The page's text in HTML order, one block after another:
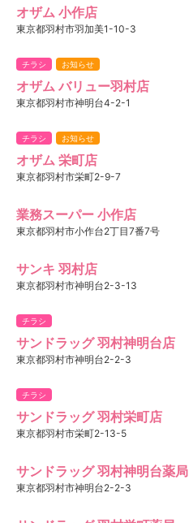
オザム 小作店
東京都羽村市羽加美1-10-3
チラシ お知らせ
オザム バリュー羽村店
東京都羽村市神明台4-2-1
チラシ お知らせ
オザム 栄町店
東京都羽村市栄町2-9-7
業務スーパー 小作店
東京都羽村市小作台2丁目7番7号
サンキ 羽村店
東京都羽村市神明台2-3-13
チラシ
サンドラッグ 羽村神明台店
東京都羽村市神明台2-2-3
チラシ
サンドラッグ 羽村栄町店
東京都羽村市栄町2-13-5
サンドラッグ 羽村神明台薬局
東京都羽村市神明台2-2-3